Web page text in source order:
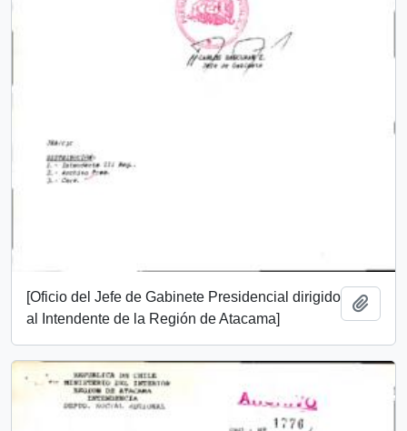
[Oficio del Jefe de Gabinete Presidencial dirigido
al Intendente de la Región de Atacama]